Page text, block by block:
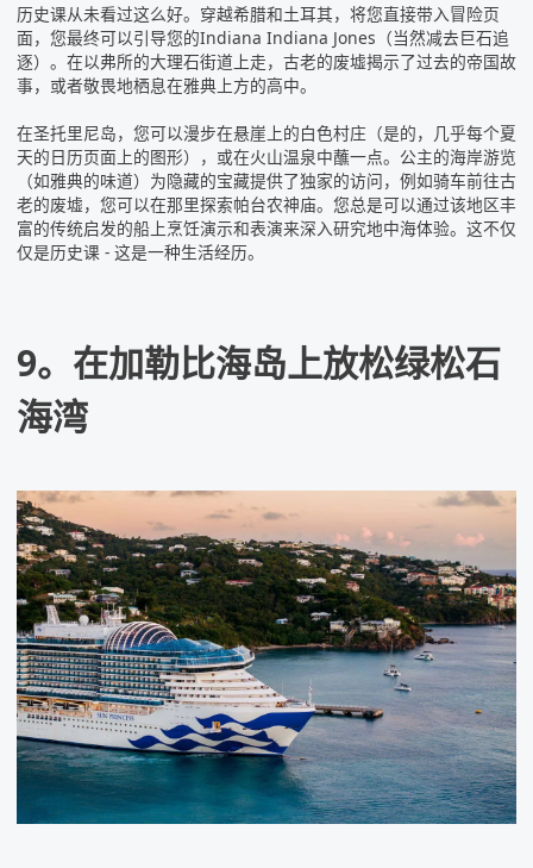
历史课从未看过这么好。穿越希腊和土耳其， 将您直接带入冒险页
面，您最终可以引导您的Indiana Indiana Jones（当然减去巨石追
逐）。在以弗所的大理石街道上走，古老的废墟揭示了过去的帝国故
事，或者敬畏地栖息在雅典上方的高中。
在圣托里尼岛，您可以漫步在悬崖上的白色村庄（是的，几乎每个夏
天的日历页面上的图形），或在火山温泉中蘸一点。公主的海岸游览
（如雅典的味道） 为隐藏的宝藏提供了独家的访问，例如骑车前往古
老的废墟，您可以在那里探索帕台农神庙。您总是可以通过该地区丰
富的传统启发的船上烹饪演示和表演来深入研究地中海体验。这不仅
仅是历史课 - 这是一种生活经历。
9。在加勒比海岛上放松绿松石
海湾